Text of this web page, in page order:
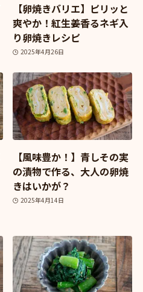
【卵焼きバリエ】ピリッと
爽やか！紅生姜香るネギ入
り卵焼きレシピ
2025年4月26日
【風味豊か！】青しその実
の漬物で作る、大人の卵焼
きはいかが？
2025年4月14日